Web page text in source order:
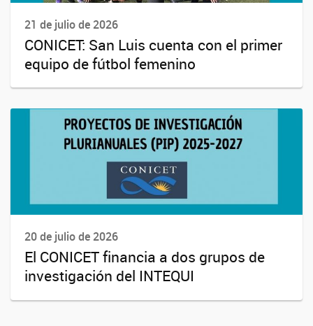
21 de julio de 2026
CONICET: San Luis cuenta con el primer
equipo de fútbol femenino
20 de julio de 2026
El CONICET financia a dos grupos de
investigación del INTEQUI